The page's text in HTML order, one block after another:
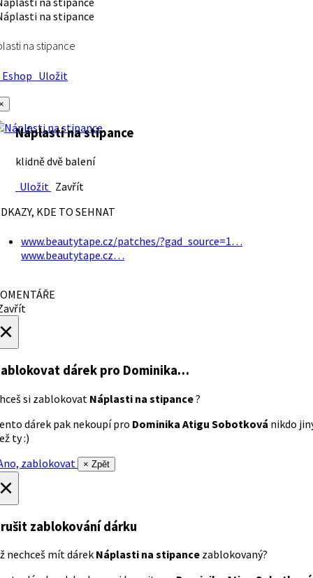
na stipance
Uložit
Náplasti na stipance
klidně dvě balení
Uložit Zavřít
KDE TO SEHNAT
www.beautytape.cz/patches/?gad_source=1…
www.beautytape.cz…
dárek pro Dominika…
si zablokovat Náplasti na stipance?
dárek pak nekoupí pro Dominika Atigu Sobotková nikdo
ty :)
zablokovat
× Zpět
zablokování dárku
nechceš mít dárek Náplasti na stipance zablokovaný?